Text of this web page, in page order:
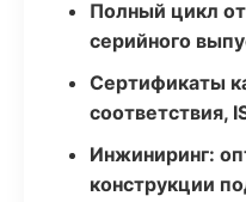
Полный цикл
серийного
Сертификаты
соответствия,
Инжиниринг:
конструкции